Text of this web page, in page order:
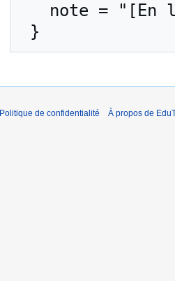
Politique de confidentialité À propos de